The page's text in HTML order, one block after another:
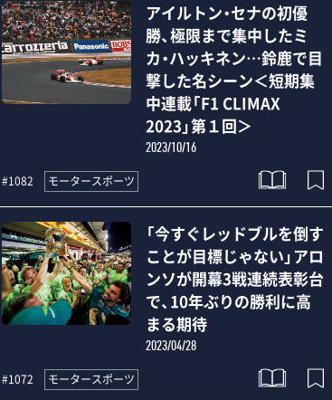
アイルトン・セナの初優
勝、極限まで集中したミ
カ・ハッキネン…鈴鹿で目
撃した名シーン＜短期集
中連載「F1 CLIMAX
2023」第１回＞
2023/10/16
#1082 モータースポーツ
「今すぐレッドブルを倒す
ことが目標じゃない」アロ
ンソが開幕3戦連続表彰台
で、10年ぶりの勝利に高
まる期待
2023/04/28
#1072 モータースポーツ